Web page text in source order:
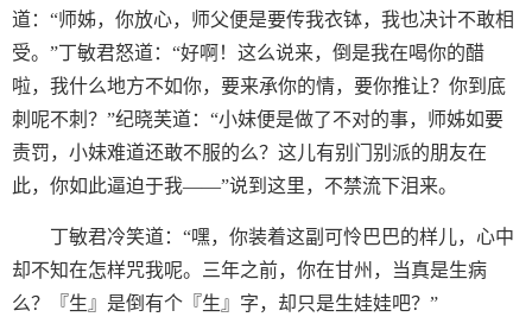
道：“师姊，你放心，师父便是要传我衣钵，我也决计不敢相
受。”丁敏君怒道：“好啊！这么说来，倒是我在喝你的醋
啦，我什么地方不如你，要来承你的情，要你推让？你到底
刺呢不刺？”纪晓芙道：“小妹便是做了不对的事，师姊如要
责罚，小妹难道还敢不服的么？这儿有别门别派的朋友在
此，你如此逼迫于我——”说到这里，不禁流下泪来。
丁敏君冷笑道：“嘿，你装着这副可怜巴巴的样儿，心中
却不知在怎样咒我呢。三年之前，你在甘州，当真是生病
么？『生』是倒有个『生』字，却只是生娃娃吧？”